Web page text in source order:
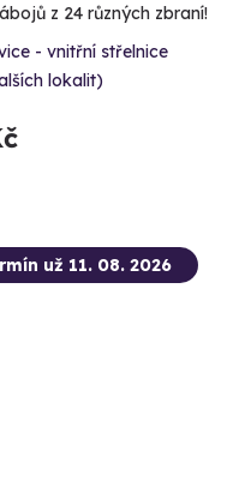
z 24 různých zbraní!
- vnitřní střelnice
lokalit)
už 11. 08. 2026